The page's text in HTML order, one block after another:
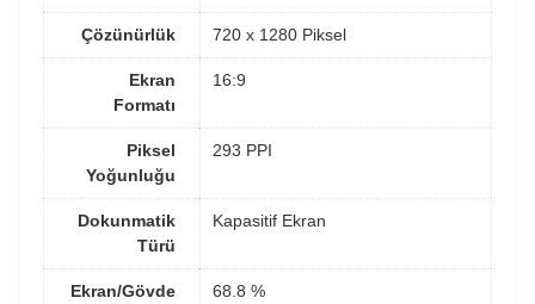
Çözünürlük 720 x 1280 Piksel
Ekran
Formatı
16:9
Piksel
Yoğunluğu
293 PPI
Dokunmatik
Türü
Kapasitif Ekran
Ekran/Gövde
68.8 %